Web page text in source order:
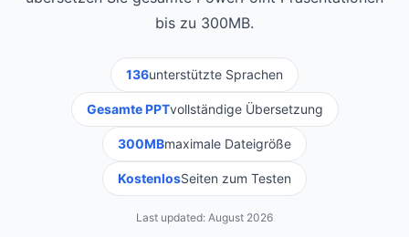
bis zu 300MB.
136unterstützte Sprachen
Gesamte PPTvollständige Übersetzung
300MBmaximale Dateigröße
KostenlosSeiten zum Testen
Last updated: August 2026